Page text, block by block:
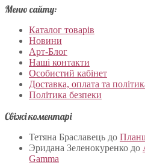
Меню сайту:
Каталог товарів
Новини
Арт-Блог
Наші контакти
Особистий кабінет
Доставка, оплата та
Політика безпеки
Свіжі коментарі
Тетяна Браславець до
Эридана Зеленокуренко до
Gamma